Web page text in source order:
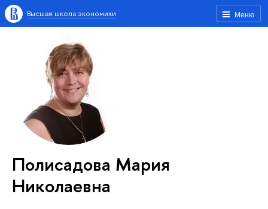
Меню
Высшая школа экономики
Полисадова Мария
Николаевна